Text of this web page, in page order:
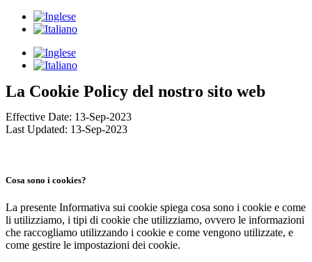
La Cookie Policy del nostro sito web
Effective Date: 13-Sep-2023
Last Updated: 13-Sep-2023
Cosa sono i cookies?
La presente Informativa sui cookie spiega cosa sono i cookie e come
li utilizziamo, i tipi di cookie che utilizziamo, ovvero le informazioni
che raccogliamo utilizzando i cookie e come vengono utilizzate, e
come gestire le impostazioni dei cookie.